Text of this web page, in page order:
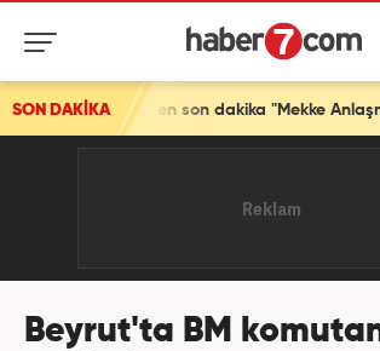
SON DAKİKAson dakika "Mekke Anlaşması" açıklaması
Beyrut'ta BM